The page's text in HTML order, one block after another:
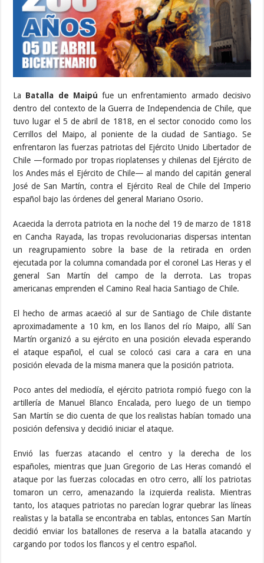
La Batalla de Maipú fue un enfrentamiento armado decisivo
dentro del contexto de la Guerra de Independencia de Chile, que
tuvo lugar el 5 de abril de 1818, en el sector conocido como los
Cerrillos del Maipo, al poniente de la ciudad de Santiago. Se
enfrentaron las fuerzas patriotas del Ejército Unido Libertador de
Chile —formado por tropas rioplatenses y chilenas del Ejército de
los Andes más el Ejército de Chile— al mando del capitán general
José de San Martín, contra el Ejército Real de Chile del Imperio
español bajo las órdenes del general Mariano Osorio.
Acaecida la derrota patriota en la noche del 19 de marzo de 1818
en Cancha Rayada, las tropas revolucionarias dispersas intentan
un reagrupamiento sobre la base de la retirada en orden
ejecutada por la columna comandada por el coronel Las Heras y el
general San Martín del campo de la derrota. Las tropas
americanas emprenden el Camino Real hacia Santiago de Chile.
El hecho de armas acaeció al sur de Santiago de Chile distante
aproximadamente a 10 km, en los llanos del río Maipo, allí San
Martín organizó a su ejército en una posición elevada esperando
el ataque español, el cual se colocó casi cara a cara en una
posición elevada de la misma manera que la posición patriota.
Poco antes del mediodía, el ejército patriota rompió fuego con la
artillería de Manuel Blanco Encalada, pero luego de un tiempo
San Martín se dio cuenta de que los realistas habían tomado una
posición defensiva y decidió iniciar el ataque.
Envió las fuerzas atacando el centro y la derecha de los
españoles, mientras que Juan Gregorio de Las Heras comandó el
ataque por las fuerzas colocadas en otro cerro, allí los patriotas
tomaron un cerro, amenazando la izquierda realista. Mientras
tanto, los ataques patriotas no parecían lograr quebrar las líneas
realistas y la batalla se encontraba en tablas, entonces San Martín
decidió enviar los batallones de reserva a la batalla atacando y
cargando por todos los flancos y el centro español.